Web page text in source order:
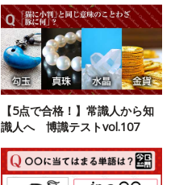
【5点で合格！】常識人から知
識人へ 博識テストvol.107